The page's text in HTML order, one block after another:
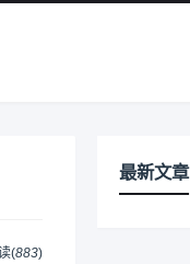
(883)
最新文章